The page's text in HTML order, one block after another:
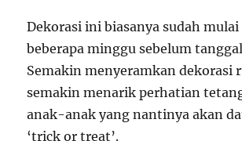
Dekorasi ini biasanya sudah
beberapa minggu sebelum
Semakin menyeramkan dekorasi
semakin menarik perhatian
anak-anak yang nantinya akan
‘trick or treat’.